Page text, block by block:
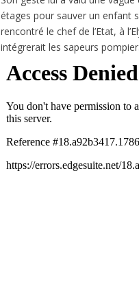
étages pour sauver un enfant
rencontré le chef de l’Etat, à
intégrerait les sapeurs